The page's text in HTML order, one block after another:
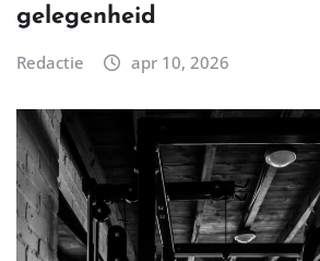
gelegenheid
Redactie apr 10, 2026